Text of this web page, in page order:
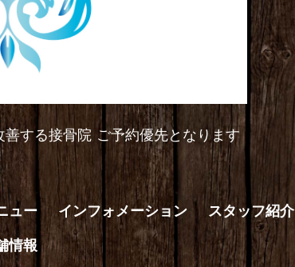
する接骨院 ご予約優先となります
ュー インフォメーション スタッフ紹介
情報